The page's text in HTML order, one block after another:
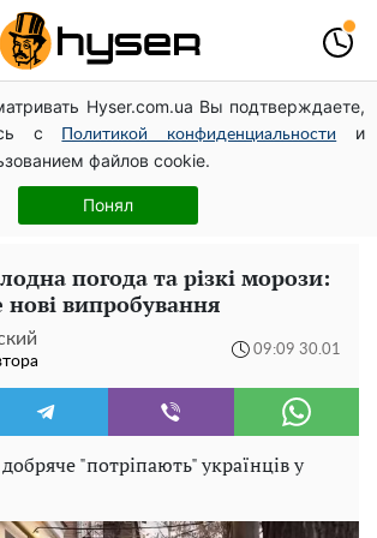
Hyser.com.ua Вы подтверждаете,
с
Политикой конфиденциальности
и
файлов cookie.
Понял
Олександр Конотопський вивів
бюджету через фіктивну фірму в
Анна Трінчер блиснула "принадами":
ви ще не бачили
погода та різкі морози:
випробування
09:09 30.01
"потріпають" українців у